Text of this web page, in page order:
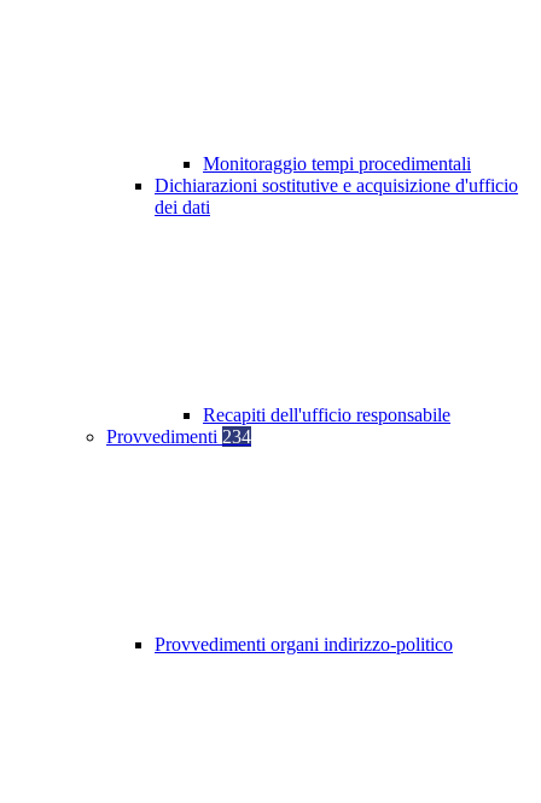
Monitoraggio tempi procedimentali
Dichiarazioni sostitutive e acquisizione d'ufficio
dei dati
Recapiti dell'ufficio responsabile
Provvedimenti 234
Provvedimenti organi indirizzo-politico